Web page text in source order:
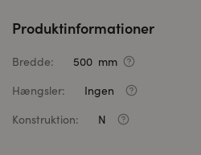
Produktinformationer
Bredde:
500 mm
Hængsler:
Ingen
Konstruktion:
N